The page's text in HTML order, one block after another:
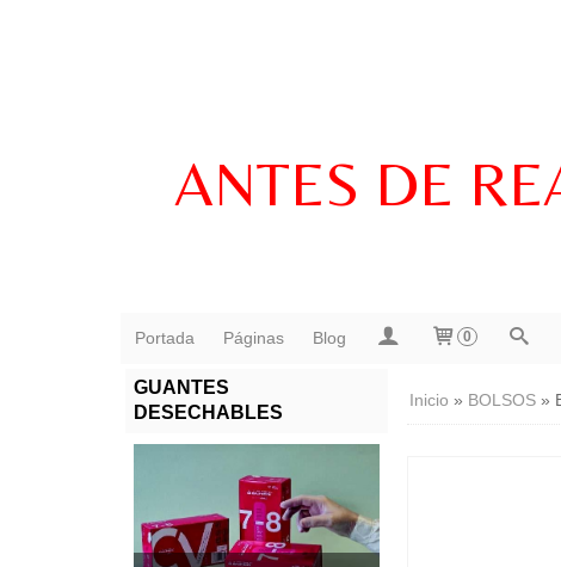
ANTES DE
Portada Páginas Blog 0
GUANTES
DESECHABLES
Inicio » BOLSOS»